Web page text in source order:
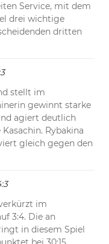
Service, mit dem
drei wichtige
dritten
stellt im
gewinnt starke
agiert deutlich
Rybakina
gleich gegen den
im
3:4. Die an
in diesem Spiel